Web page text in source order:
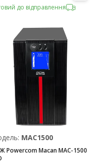
до відправлення
MAC1500
Powercom Macan MAC-1500